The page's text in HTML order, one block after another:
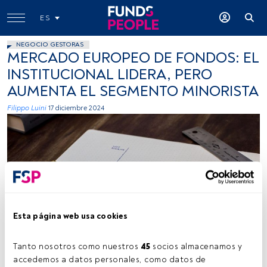
Esta página web usa cookies
Tanto nosotros como nuestros 45 socios almacenamos y
accedemos a datos personales, como datos de
ES
NEGOCIO GESTORAS
MERCADO EUROPEO DE FONDOS: EL
INSTITUCIONAL LIDERA, PERO
AUMENTA EL SEGMENTO MINORISTA
Filippo Luini 17 diciembre 2024
Firma: Isaac Smith (Unsplash).
Tiempo lectura: 3 min.